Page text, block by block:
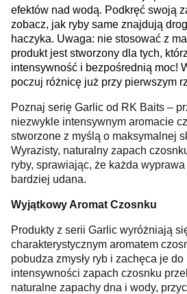
efektów nad wodą. Podkręć swoją
zobacz, jak ryby same znajdują
haczyka. Uwaga: nie stosować z
produkt jest stworzony dla tych,
intensywność i bezpośrednią moc!
poczuj różnicę już przy pierwszym
Poznaj serię Garlic od RK Baits –
niezwykle intensywnym aromacie
stworzone z myślą o maksymalnej
Wyrazisty, naturalny zapach
ryby, sprawiając, że każda
bardziej udana.
Wyjątkowy Aromat Czosnku
Produkty z serii Garlic wyróżniają
charakterystycznym aromatem
pobudza zmysły ryb i zachęca je
intensywności zapach czosnku
naturalne zapachy dna i wody,